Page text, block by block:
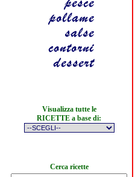
Visualizza tutte le
RICETTE a base di:
Cerca ricette